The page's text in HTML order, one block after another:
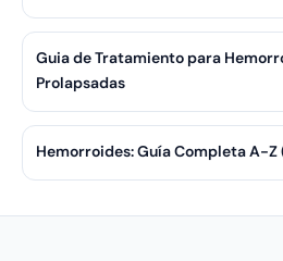
Guia de Tratamiento para
Prolapsadas
Hemorroides: Guía Completa A-